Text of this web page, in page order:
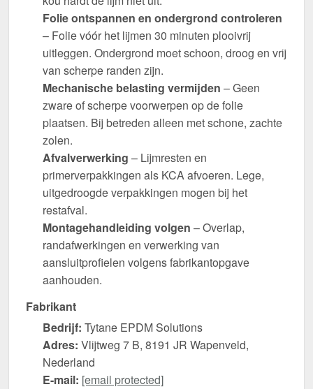
Folie ontspannen en ondergrond controleren
– Folie vóór het lijmen 30 minuten plooivrij
uitleggen. Ondergrond moet schoon, droog en vrij
van scherpe randen zijn.
Mechanische belasting vermijden – Geen
zware of scherpe voorwerpen op de folie
plaatsen. Bij betreden alleen met schone, zachte
zolen.
Afvalverwerking – Lijmresten en
primerverpakkingen als KCA afvoeren. Lege,
uitgedroogde verpakkingen mogen bij het
restafval.
Montagehandleiding volgen – Overlap,
randafwerkingen en verwerking van
aansluitprofielen volgens fabrikantopgave
aanhouden.
Fabrikant
Bedrijf: Tytane EPDM Solutions
Adres: Vlijtweg 7 B, 8191 JR Wapenveld,
Nederland
E-mail: [email protected]